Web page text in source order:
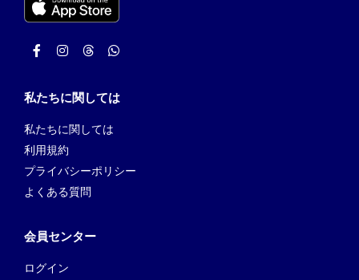
私たちに関しては
私たちに関しては
利用規約
プライバシーポリシー
よくある質問
会員センター
ログイン